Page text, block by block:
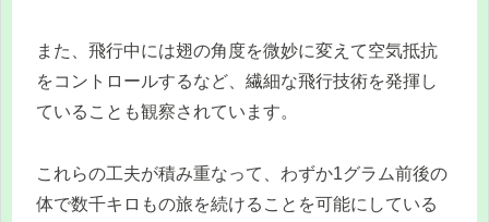
また、飛行中には翅の角度を微妙に変えて空気抵抗
をコントロールするなど、繊細な飛行技術を発揮し
ていることも観察されています。
これらの工夫が積み重なって、わずか1グラム前後の
体で数千キロもの旅を続けることを可能にしている